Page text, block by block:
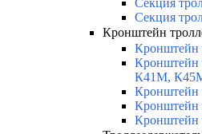
Секция
Секция
Кронштейн
Кронштейн
Кронштейн
К41М,
Кронштейн
Кронштейн